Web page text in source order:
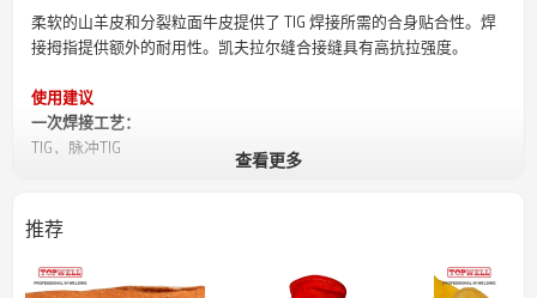
柔软的山羊皮和分裂粒面牛皮提供了 TIG 焊接所需的合身贴合性。焊
接拇指提供额外的耐用性。凯夫拉尔缝合接缝具有高抗拉强度。
使用建议
一次焊接工艺：
TIG，脉冲TIG
电流范围：
查看更多
推荐